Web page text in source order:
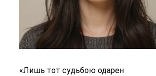
«Лишь тот судьбою одарен